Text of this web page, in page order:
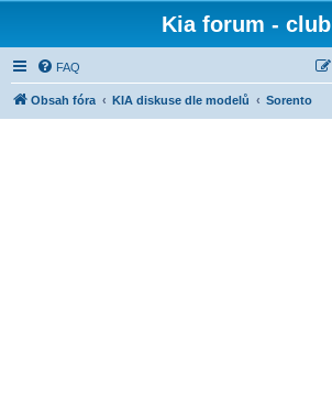
Kia forum - club
FAQ
Obsah fóra KIA diskuse dle modelů Sorento